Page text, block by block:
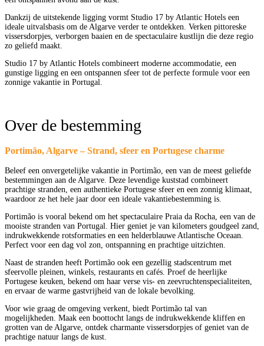
Dankzij de uitstekende ligging vormt Studio 17 by Atlantic Hotels een
ideale uitvalsbasis om de Algarve verder te ontdekken. Verken pittoreske
vissersdorpjes, verborgen baaien en de spectaculaire kustlijn die deze regio
zo geliefd maakt.
Studio 17 by Atlantic Hotels combineert moderne accommodatie, een
gunstige ligging en een ontspannen sfeer tot de perfecte formule voor een
zonnige vakantie in Portugal.
Over de bestemming
Portimão, Algarve – Strand, sfeer en Portugese charme
Beleef een onvergetelijke vakantie in Portimão, een van de meest geliefde
bestemmingen aan de Algarve. Deze levendige kuststad combineert
prachtige stranden, een authentieke Portugese sfeer en een zonnig klimaat,
waardoor ze het hele jaar door een ideale vakantiebestemming is.
Portimão is vooral bekend om het spectaculaire Praia da Rocha, een van de
mooiste stranden van Portugal. Hier geniet je van kilometers goudgeel zand,
indrukwekkende rotsformaties en een helderblauwe Atlantische Oceaan.
Perfect voor een dag vol zon, ontspanning en prachtige uitzichten.
Naast de stranden heeft Portimão ook een gezellig stadscentrum met
sfeervolle pleinen, winkels, restaurants en cafés. Proef de heerlijke
Portugese keuken, bekend om haar verse vis- en zeevruchtenspecialiteiten,
en ervaar de warme gastvrijheid van de lokale bevolking.
Voor wie graag de omgeving verkent, biedt Portimão tal van
mogelijkheden. Maak een boottocht langs de indrukwekkende kliffen en
grotten van de Algarve, ontdek charmante vissersdorpjes of geniet van de
prachtige natuur langs de kust.